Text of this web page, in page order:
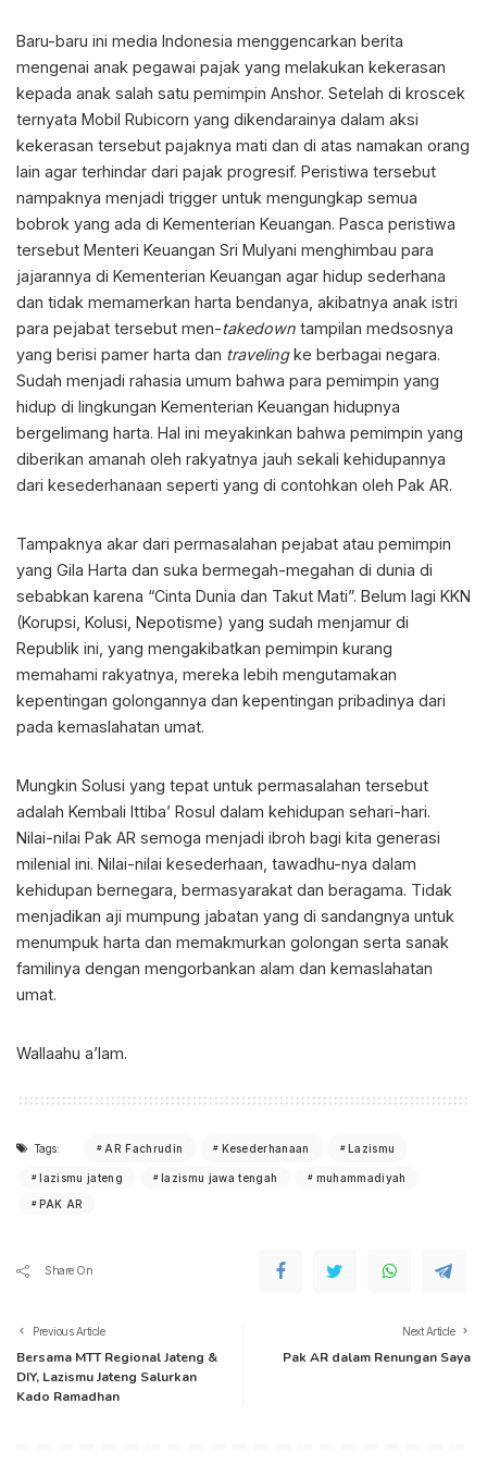
Baru-baru ini media Indonesia menggencarkan berita
mengenai anak pegawai pajak yang melakukan kekerasan
kepada anak salah satu pemimpin Anshor. Setelah di kroscek
ternyata Mobil Rubicorn yang dikendarainya dalam aksi
kekerasan tersebut pajaknya mati dan di atas namakan orang
lain agar terhindar dari pajak progresif. Peristiwa tersebut
nampaknya menjadi trigger untuk mengungkap semua
bobrok yang ada di Kementerian Keuangan. Pasca peristiwa
tersebut Menteri Keuangan Sri Mulyani menghimbau para
jajarannya di Kementerian Keuangan agar hidup sederhana
dan tidak memamerkan harta bendanya, akibatnya anak istri
para pejabat tersebut men-takedown tampilan medsosnya
yang berisi pamer harta dan travelingke berbagai negara.
Sudah menjadi rahasia umum bahwa para pemimpin yang
hidup di lingkungan Kementerian Keuangan hidupnya
bergelimang harta. Hal ini meyakinkan bahwa pemimpin yang
diberikan amanah oleh rakyatnya jauh sekali kehidupannya
dari kesederhanaan seperti yang di contohkan oleh Pak AR.
Tampaknya akar dari permasalahan pejabat atau pemimpin
yang Gila Harta dan suka bermegah-megahan di dunia di
sebabkan karena “Cinta Dunia dan Takut Mati”. Belum lagi KKN
(Korupsi, Kolusi, Nepotisme) yang sudah menjamur di
Republik ini, yang mengakibatkan pemimpin kurang
memahami rakyatnya, mereka lebih mengutamakan
kepentingan golongannya dan kepentingan pribadinya dari
pada kemaslahatan umat.
Mungkin Solusi yang tepat untuk permasalahan tersebut
adalah Kembali Ittiba’ Rosul dalam kehidupan sehari-hari.
Nilai-nilai Pak AR semoga menjadi ibroh bagi kita generasi
milenial ini. Nilai-nilai kesederhaan, tawadhu-nya dalam
kehidupan bernegara, bermasyarakat dan beragama. Tidak
menjadikan aji mumpung jabatan yang di sandangnya untuk
menumpuk harta dan memakmurkan golongan serta sanak
familinya dengan mengorbankan alam dan kemaslahatan
umat.
Wallaahu a’lam.
Tags: AR Fachrudin Kesederhanaan Lazismu
lazismu jateng lazismu jawa tengah
muhammadiyah
PAK AR
Share On
Previous Article
Bersama MTT Regional Jateng &
DIY, Lazismu Jateng Salurkan
Kado Ramadhan
Next Article
Pak AR dalam Renungan Saya